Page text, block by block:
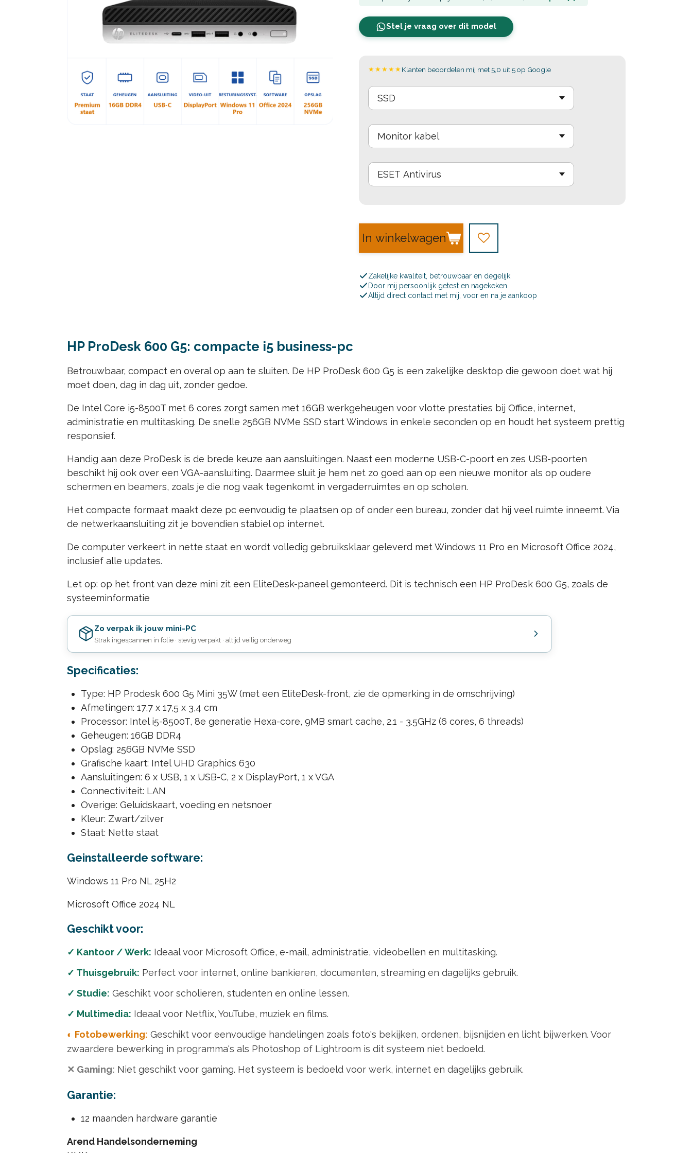
Stel je vraag over dit model
★★★★★ Klanten beoordelen mij met 5,0 uit 5 op Google
In winkelwagen
Zakelijke kwaliteit, betrouwbaar en degelijk
Door mij persoonlijk getest en nagekeken
Altijd direct contact met mij, voor en na je aankoop
HP ProDesk 600 G5: compacte i5 business-pc
Betrouwbaar, compact en overal op aan te sluiten. De HP ProDesk 600 G5 is een zakelijke desktop die gewoon doet wat hij
moet doen, dag in dag uit, zonder gedoe.
De Intel Core i5-8500T met 6 cores zorgt samen met 16GB werkgeheugen voor vlotte prestaties bij Office, internet,
administratie en multitasking. De snelle 256GB NVMe SSD start Windows in enkele seconden op en houdt het systeem prettig
responsief.
Handig aan deze ProDesk is de brede keuze aan aansluitingen. Naast een moderne USB-C-poort en zes USB-poorten
beschikt hij ook over een VGA-aansluiting. Daarmee sluit je hem net zo goed aan op een nieuwe monitor als op oudere
schermen en beamers, zoals je die nog vaak tegenkomt in vergaderruimtes en op scholen.
Het compacte formaat maakt deze pc eenvoudig te plaatsen op of onder een bureau, zonder dat hij veel ruimte inneemt. Via
de netwerkaansluiting zit je bovendien stabiel op internet.
De computer verkeert in nette staat en wordt volledig gebruiksklaar geleverd met Windows 11 Pro en Microsoft Office 2024,
inclusief alle updates.
Let op: op het front van deze mini zit een EliteDesk-paneel gemonteerd. Dit is technisch een HP ProDesk 600 G5, zoals de
systeeminformatie
Zo verpak ik jouw mini-PC
Strak ingespannen in folie · stevig verpakt · altijd veilig onderweg
Specificaties:
Type: HP Prodesk 600 G5 Mini 35W (met een EliteDesk-front, zie de opmerking in de omschrijving)
Afmetingen: 17,7 x 17,5 x 3,4 cm
Processor: Intel i5-8500T, 8e generatie Hexa-core, 9MB smart cache, 2.1 - 3.5GHz (6 cores, 6 threads)
Geheugen: 16GB DDR4
Opslag: 256GB NVMe SSD
Grafische kaart: Intel UHD Graphics 630
Aansluitingen: 6 x USB, 1 x USB-C, 2 x DisplayPort, 1 x VGA
Connectiviteit: LAN
Overige: Geluidskaart, voeding en netsnoer
Kleur: Zwart/zilver
Staat: Nette staat
Geinstalleerde software:
Windows 11 Pro NL 25H2
Microsoft Office 2024 NL
Geschikt voor:
✓ Kantoor / Werk: Ideaal voor Microsoft Office, e-mail, administratie, videobellen en multitasking.
✓ Thuisgebruik: Perfect voor internet, online bankieren, documenten, streaming en dagelijks gebruik.
✓ Studie: Geschikt voor scholieren, studenten en online lessen.
✓ Multimedia: Ideaal voor Netflix, YouTube, muziek en films.
◐ Fotobewerking: Geschikt voor eenvoudige handelingen zoals foto's bekijken, ordenen, bijsnijden en licht bijwerken. Voor
zwaardere bewerking in programma's als Photoshop of Lightroom is dit systeem niet bedoeld.
✕ Gaming: Niet geschikt voor gaming. Het systeem is bedoeld voor werk, internet en dagelijks gebruik.
Garantie:
12 maanden hardware garantie
Arend Handelsonderneming